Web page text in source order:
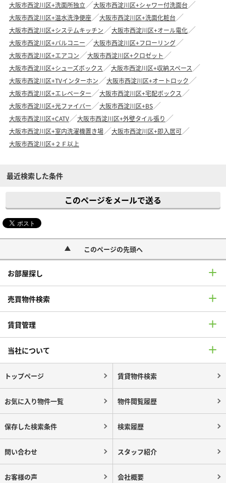
大阪市西淀川区+洗面所独立
大阪市西淀川区+シャワー付洗面台
大阪市西淀川区+温水洗浄便座
大阪市西淀川区+洗面化粧台
大阪市西淀川区+システムキッチン
大阪市西淀川区+オール電化
大阪市西淀川区+バルコニー
大阪市西淀川区+フローリング
大阪市西淀川区+エアコン
大阪市西淀川区+クロゼット
大阪市西淀川区+シューズボックス
大阪市西淀川区+収納スペース
大阪市西淀川区+TVインターホン
大阪市西淀川区+オートロック
大阪市西淀川区+エレベーター
大阪市西淀川区+宅配ボックス
大阪市西淀川区+光ファイバー
大阪市西淀川区+BS
大阪市西淀川区+CATV
大阪市西淀川区+外壁タイル張り
大阪市西淀川区+室内洗濯機置き場
大阪市西淀川区+即入居可
大阪市西淀川区+２Ｆ以上
最近検索した条件
このページをメールで送る
このページの先頭へ
お部屋探し
売買物件検索
賃貸管理
当社について
トップページ 賃貸物件検索
お気に入り物件一覧 物件閲覧履歴
保存した検索条件 検索履歴
問い合わせ スタッフ紹介
お客様の声 会社概要